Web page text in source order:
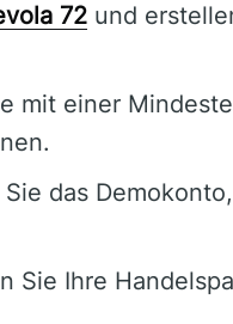
72 und
mit einer
das
Sie Ihre